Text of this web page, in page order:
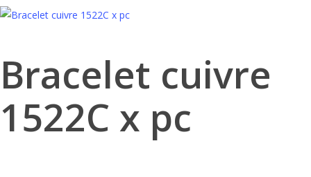
Bracelet cuivre
1522C x pc